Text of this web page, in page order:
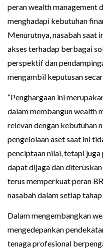
peran wealth management
menghadapi kebutuhan
Menurutnya, nasabah saat
akses terhadap berbagai
perspektif dan
mengambil keputusan
“Penghargaan ini
dalam membangun wealth
relevan dengan kebutuhan
pengelolaan aset saat ini
penciptaan nilai, tetapi
dapat dijaga dan
terus memperkuat peran
nasabah dalam setiap
Dalam mengembangkan
mengedepankan
tenaga profesional